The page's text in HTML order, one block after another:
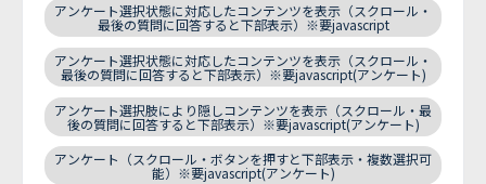
アンケート選択状態に対応したコンテンツを表示（スクロール・
最後の質問に回答すると下部表示）※要javascript
アンケート選択状態に対応したコンテンツを表示（スクロール・
最後の質問に回答すると下部表示）※要javascript(アンケート)
アンケート選択肢により隠しコンテンツを表示（スクロール・最
後の質問に回答すると下部表示）※要javascript(アンケート)
アンケート（スクロール・ボタンを押すと下部表示・複数選択可
能）※要javascript(アンケート)